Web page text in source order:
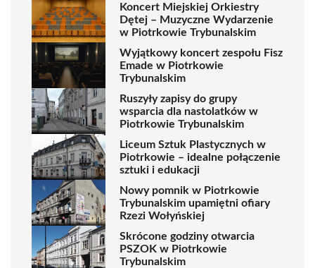
Koncert Miejskiej Orkiestry
Dętej – Muzyczne Wydarzenie
w Piotrkowie Trybunalskim
Wyjątkowy koncert zespołu Fisz
Emade w Piotrkowie
Trybunalskim
Ruszyły zapisy do grupy
wsparcia dla nastolatków w
Piotrkowie Trybunalskim
Liceum Sztuk Plastycznych w
Piotrkowie – idealne połączenie
sztuki i edukacji
Nowy pomnik w Piotrkowie
Trybunalskim upamiętni ofiary
Rzezi Wołyńskiej
Skrócone godziny otwarcia
PSZOK w Piotrkowie
Trybunalskim